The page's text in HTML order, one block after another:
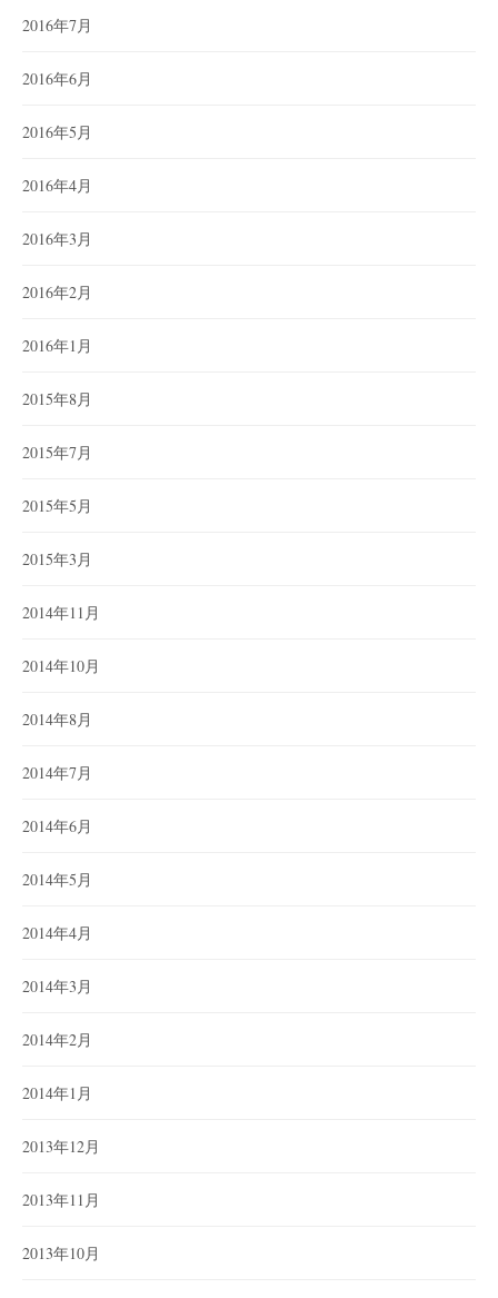
2016年7月
2016年6月
2016年5月
2016年4月
2016年3月
2016年2月
2016年1月
2015年8月
2015年7月
2015年5月
2015年3月
2014年11月
2014年10月
2014年8月
2014年7月
2014年6月
2014年5月
2014年4月
2014年3月
2014年2月
2014年1月
2013年12月
2013年11月
2013年10月